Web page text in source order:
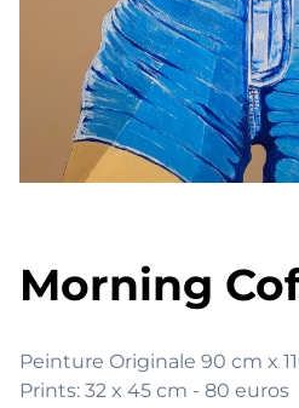
Morning
Peinture Originale 90 cm x
Prints: 32 x 45 cm - 80 euros